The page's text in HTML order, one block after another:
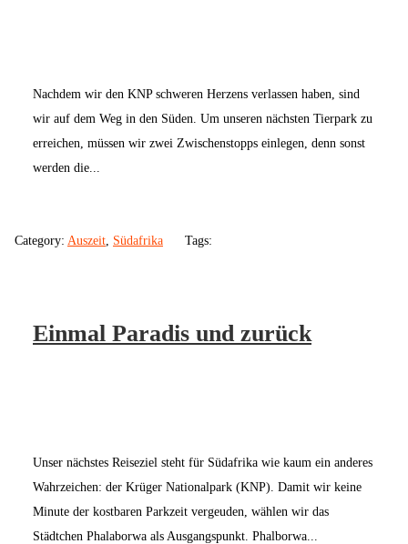
Nachdem wir den KNP schweren Herzens verlassen haben, sind
wir auf dem Weg in den Süden. Um unseren nächsten Tierpark zu
erreichen, müssen wir zwei Zwischenstopps einlegen, denn sonst
werden die...
Category: Auszeit Südafrika Tags:
Einmal Paradis und zurück
Unser nächstes Reiseziel steht für Südafrika wie kaum ein anderes
Wahrzeichen: der Krüger Nationalpark (KNP). Damit wir keine
Minute der kostbaren Parkzeit vergeuden, wählen wir das
Städtchen Phalaborwa als Ausgangspunkt. Phalborwa...